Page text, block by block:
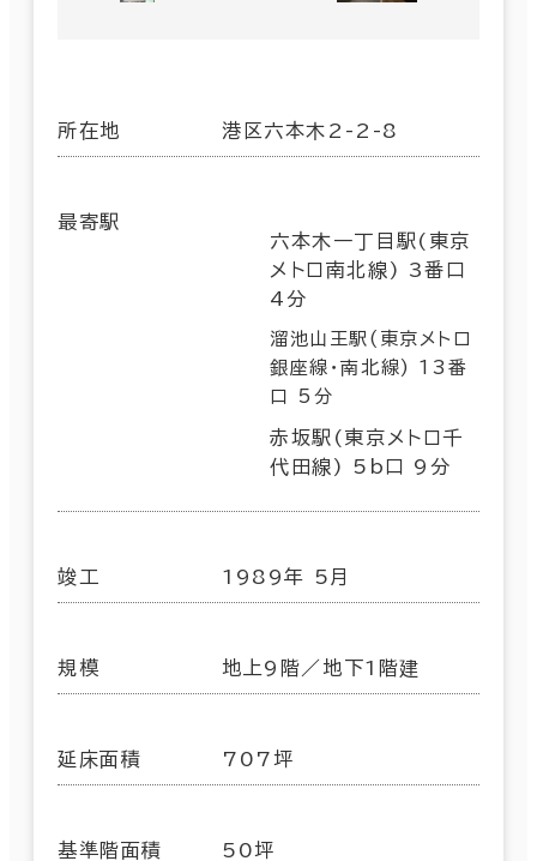
所在地 港区六本木2-2-8
最寄駅
六本木一丁目駅(東京
メトロ南北線) 3番口
4分
溜池山王駅(東京メトロ
銀座線･南北線) 13番
口 5分
赤坂駅(東京メトロ千
代田線) 5b口 9分
竣工 1989年 5月
規模 地上9階／地下1階建
延床面積 707坪
基準階面積 50坪